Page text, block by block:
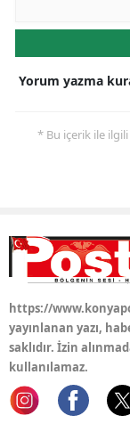
Yorum yazma
* Bu içerik ile
https://
yayınlanan yazı,
saklıdır. İzin
kullanılamaz.